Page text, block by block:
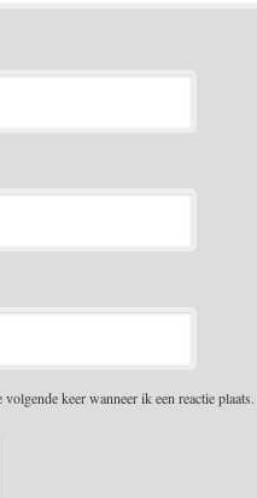
keer wanneer ik een reactie plaats.